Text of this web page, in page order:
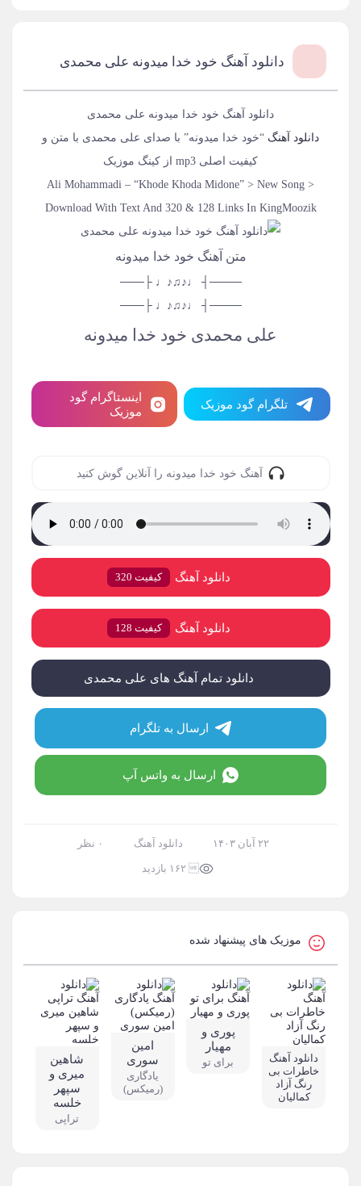
دانلود آهنگ خود خدا میدونه علی محمدی
دانلود آهنگ خود خدا میدونه علی محمدی
دانلود آهنگ “خود خدا میدونه” با صدای علی محمدی با متن و
کیفیت اصلی mp3 از کینگ موزیک
Ali Mohammadi – “Khode Khoda Midone” > New Song >
Download With Text And 320 & 128 Links In KingMoozik
متن آهنگ خود خدا میدونه
────┤ ♩♪♫♪♩ ├───
────┤ ♩♪♫♪♩ ├───
علی محمدی خود خدا میدونه
تلگرام گود موزیک
اینستاگرام گود
موزیک
آهنگ خود خدا میدونه را آنلاین گوش کنید
دانلود آهنگ کیفیت 320
دانلود آهنگ کیفیت 128
دانلود تمام آهنگ های علی محمدی
ارسال به تلگرام
ارسال به واتس آپ
۲۲ آبان ۱۴۰۳ دانلود آهنگ ۰ نظر
۱۶۲ بازدید
موزیک های پیشنهاد شده
دانلود آهنگ
خاطرات بی
رنگ آزاد
کمالیان
پوری و
مهیار
برای تو
امین
سوری
یادگاری
(رمیکس)
شاهین
میری و
سپهر
خلسه
تراپی